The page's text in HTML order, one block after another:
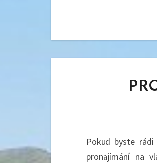
Pokud byste
pronajímání na